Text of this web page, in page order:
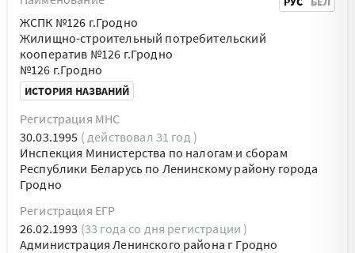
ЖСПК №126 г.Гродно
Жилищно-строительный потребительский
кооператив №126 г.Гродно
№126 г.Гродно
ИСТОРИЯ НАЗВАНИЙ
Регистрация МНС
30.03.1995 ( действовал 31 год )
Инспекция Министерства по налогам и сборам
Республики Беларусь по Ленинскому району города
Гродно
Регистрация ЕГР
26.02.1993 (33 года со дня регистрации )
Администрация Ленинского района г Гродно